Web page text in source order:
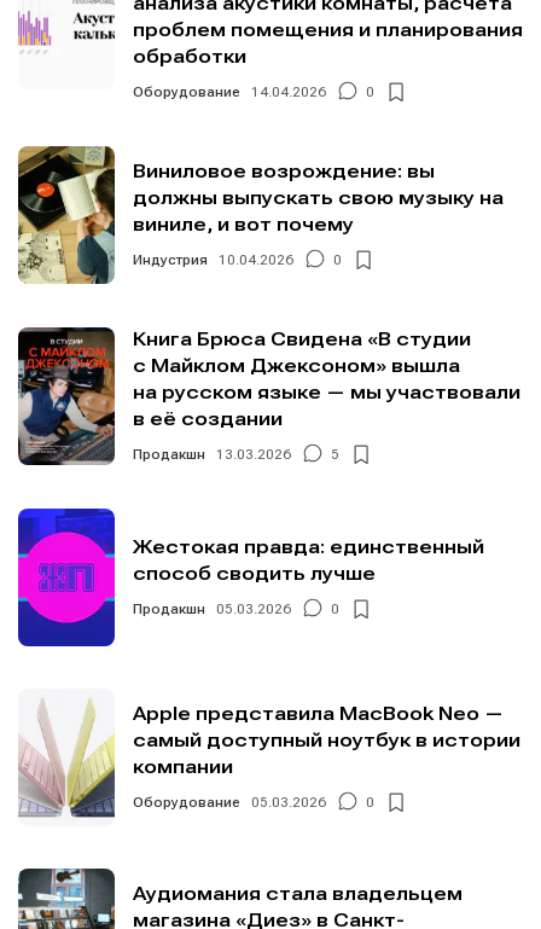
проблем помещения и планирования
обработки
Оборудование 14.04.2026 0
Виниловое возрождение: вы
должны выпускать свою музыку на
виниле, и вот почему
Индустрия 10.04.2026 0
Книга Брюса Свидена «В студии
с Майклом Джексоном» вышла
на русском языке — мы участвовали
в её создании
Продакшн 13.03.2026 5
Жестокая правда: единственный
способ сводить лучше
Продакшн 05.03.2026 0
Apple представила MacBook Neo —
самый доступный ноутбук в истории
компании
Оборудование 05.03.2026 0
Аудиомания стала владельцем
магазина «Диез» в Санкт-